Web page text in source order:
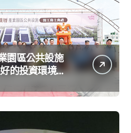
園區公共設施